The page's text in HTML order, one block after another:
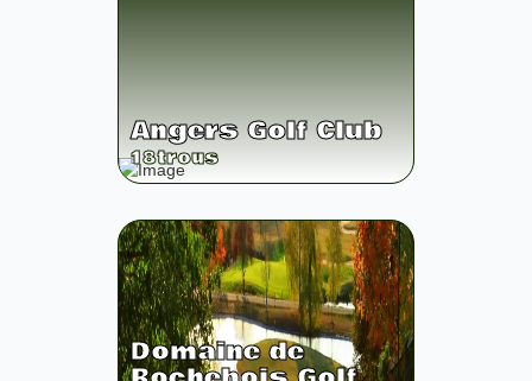
Angers Golf Club
18trous
Domaine de